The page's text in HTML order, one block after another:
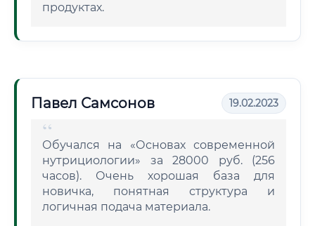
продуктах.
Павел Самсонов 19.02.2023
Обучался на «Основах современной
нутрициологии» за 28000 руб. (256
часов). Очень хорошая база для
новичка, понятная структура и
логичная подача материала.